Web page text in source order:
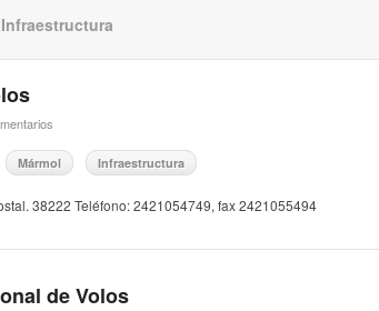
Mármol Infraestructura
38222 Teléfono: 2421054749, fax 2421055494
de Volos